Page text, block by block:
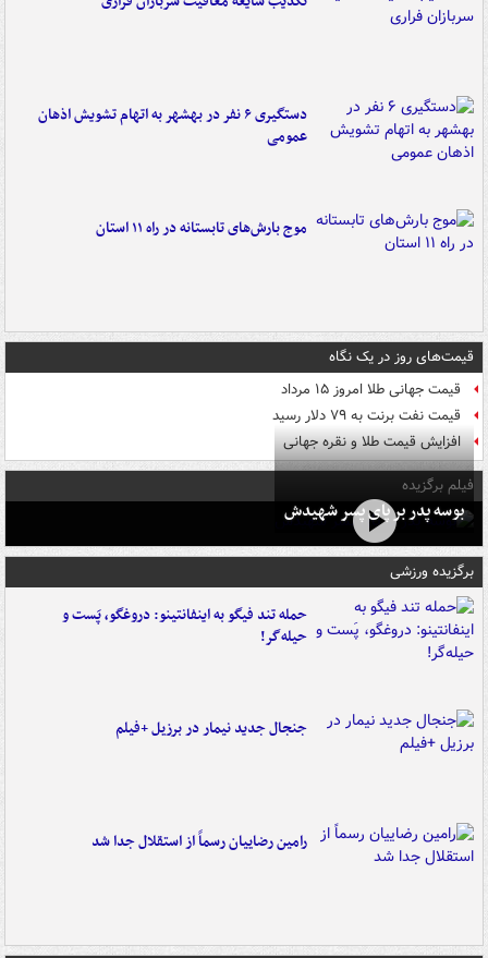
دستگیری ۶ نفر در بهشهر به اتهام تشویش اذهان
عمومی
موج بارش‌های تابستانه در راه ۱۱ استان
قیمت‌های روز در یک نگاه
قیمت جهانی طلا امروز ۱۵ مرداد
قیمت نفت برنت به ۷۹ دلار رسید
افزایش قیمت طلا و نقره جهانی
فیلم برگزیده
بوسه‌ پدر بر پای پسر شهیدش
برگزیده ورزشی
حمله تند فیگو به اینفانتینو: دروغگو، پَست‌ و
حیله‌گر!
جنجال جدید نیمار در برزیل +فیلم
رامین رضاییان رسماً از استقلال جدا شد